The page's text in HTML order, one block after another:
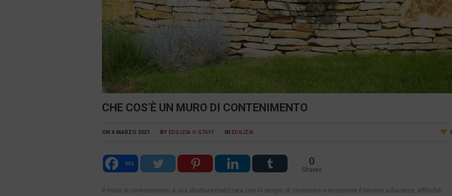
CHE COS’È UN MURO DI CONTENIMENTO
ON 6 MARZO 2021 BY EDILIZIA V-STAFF IN EDILIZIA
301 0
Shares
Il muro di contenimento è una struttura realizzata con lo scopo di contenere e sostenere il terreno adiacente, affinché